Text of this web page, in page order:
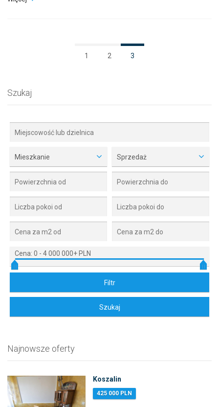
1 2 3
Szukaj
Mieszkanie Sprzedaż
Cena: 0 - 4 000 000+ PLN
Najnowsze oferty
Koszalin
425 000 PLN